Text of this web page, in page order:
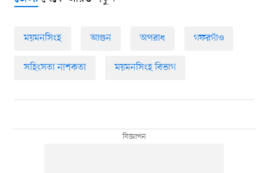
ময়মনসিংহ আগুন অপরাধ গফরগাঁও
সহিংসতা নাশকতা ময়মনসিংহ বিভাগ